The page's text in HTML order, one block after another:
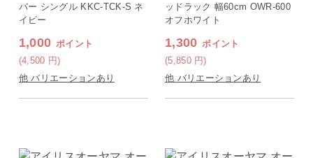
バー シングル KKC-TCK-S ネ
イビー
1,000 ポイント
(4,500 円)
他 バリエーションあり
ッドラック 幅60cm OWR-600
オフホワイト
1,300 ポイント
(5,850 円)
他 バリエーションあり